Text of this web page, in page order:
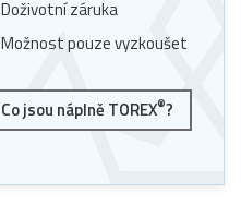
Doživotní záruka
Možnost pouze vyzkoušet
Co jsou náplně TOREX®?